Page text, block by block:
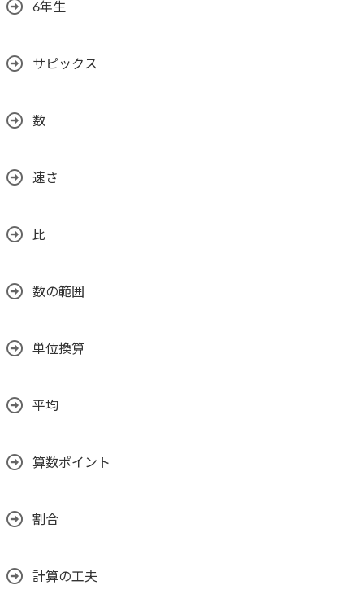
6年生
サピックス
数
速さ
比
数の範囲
単位換算
平均
算数ポイント
割合
計算の工夫